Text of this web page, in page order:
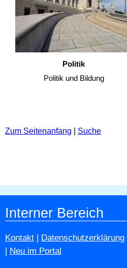
Politik
Politik und Bildung
Zum Seitenanfang Suche
Interner Bereich
Kontakt | Datenschutzerklärung
| Neu im Portal